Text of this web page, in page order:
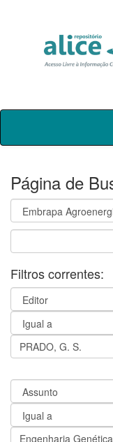
Skip
Página de
Filtros correntes: